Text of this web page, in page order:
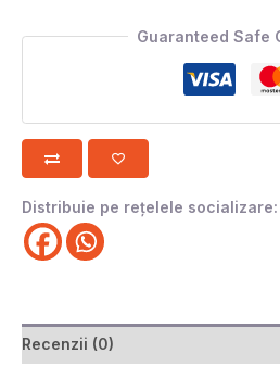
Guaranteed Safe
Distribuie pe rețelele socializare:
Recenzii (0)